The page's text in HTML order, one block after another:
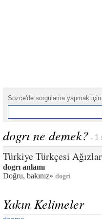
Sözce'de sorgulama yapmak
dogrı ne demek? - 1
Türkiye Türkçesi
dogrı anlamı
Doğru, bakınız» dogri
Yakın Kelimeler